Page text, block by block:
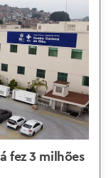
fez 3 milhões